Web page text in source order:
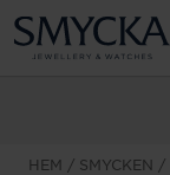
HEM SMYCKEN